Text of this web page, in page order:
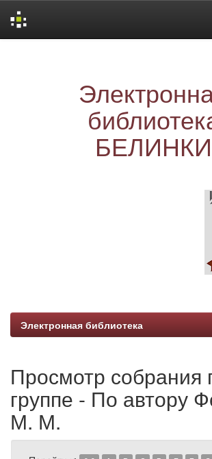
БЕЛИНКИ
Электронная библиотека
Просмотр собрания
группе - По автору
М. М.